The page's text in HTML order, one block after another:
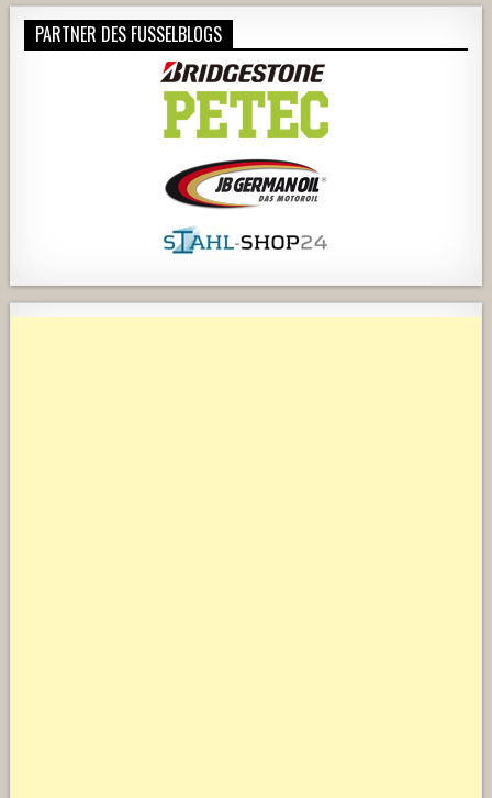
PARTNER DES FUSSELBLOGS